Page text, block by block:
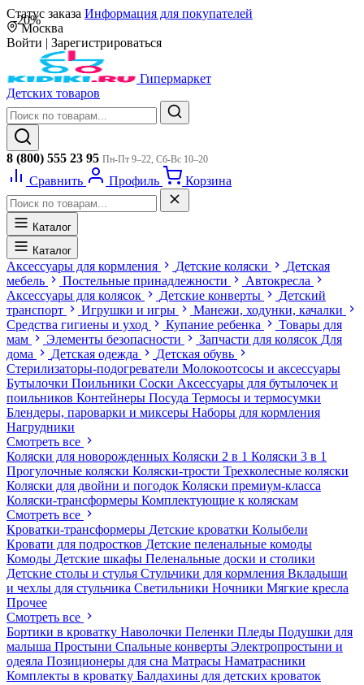
Статус заказа Информация для покупателей
Москва
Войти | Зарегистрироваться
Гипермаркет
Детских товаров
8 (800) 555 23 95 Пн-Пт 9–22, Сб-Вс 10–20
Сравнить Профиль Корзина
Каталог
Каталог
Аксессуары для кормления Детские коляски
Детская
мебель
Постельные принадлежности
Автокресла
Аксессуары для колясок
Детские конверты
Детский
транспорт
Игрушки и игры
Манежи, ходунки, качалки
Средства гигиены и уход
Купание ребенка
Товары для
мам
Элементы безопасности Запчасти для колясок Для
дома
Детская одежда
Детская обувь
Стерилизаторы-подогреватели Молокоотсосы и аксессуары
Бутылочки Поильники Соски Аксессуары для бутылочек и
поильников Контейнеры Посуда Термосы и термосумки
Блендеры, пароварки и миксеры Наборы для кормления
Нагрудники
Смотреть все
Коляски для новорожденных Коляски 2 в 1 Коляски 3 в 1
Прогулочные коляски Коляски-трости Трехколесные коляски
Коляски для двойни и погодок Коляски премиум-класса
Коляски-трансформеры Комплектующие к коляскам
Смотреть все
Кроватки-трансформеры Детские кроватки Колыбели
Кровати для подростков Детские пеленальные комоды
Комоды Детские шкафы Пеленальные доски и столики
Детские столы и стулья Стульчики для кормления Вкладыши
и чехлы для стульчика Светильники Ночники Мягкие кресла
Прочее
Смотреть все
Бортики в кроватку Наволочки Пеленки Пледы Подушки для
малыша Простыни Спальные конверты Электропростыни и
одеяла Позиционеры для сна Матрасы Наматрасники
Комплекты в кроватку Балдахины для детских кроваток
-20%